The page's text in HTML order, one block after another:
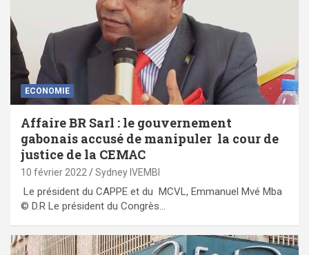
ECONOMIE
Affaire BR Sarl : le gouvernement
gabonais accusé de manipuler la cour de
justice de la CEMAC
10 février 2022 Sydney IVEMBI
Le président du CAPPE et du MCVL, Emmanuel Mvé Mba
© D.R Le président du Congrès…